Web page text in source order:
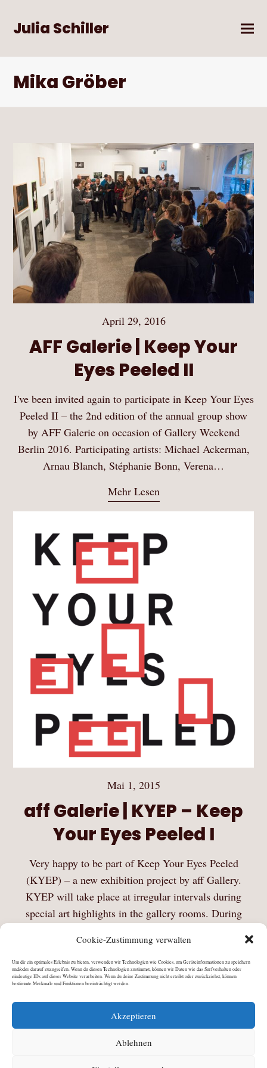
Cookie-Zustimmung verwalten
Um dir ein optimales Erlebnis zu bieten, verwenden wir Technologien wie Cookies, um Geräteinformationen zu speichern
und/oder darauf zuzugreifen. Wenn du diesen Technologien zustimmst, können wir Daten wie das Surfverhalten oder
eindeutige IDs auf dieser Website verarbeiten. Wenn du deine Zustimmung nicht erteilst oder zurückziehst, können
bestimmte Merkmale und Funktionen beeinträchtigt werden.
Akzeptieren
Ablehnen
Julia Schiller
Mika Gröber
April 29, 2016
AFF Galerie | Keep Your
Eyes Peeled II
I've been invited again to participate in Keep Your Eyes
Peeled II – the 2nd edition of the annual group show
by AFF Galerie on occasion of Gallery Weekend
Berlin 2016. Participating artists: Michael Ackerman,
Arnau Blanch, Stéphanie Bonn, Verena…
Mehr Lesen
Mai 1, 2015
aff Galerie | KYEP – Keep
Your Eyes Peeled I
Very happy to be part of Keep Your Eyes Peeled
(KYEP) – a new exhibition project by aff Gallery.
KYEP will take place at irregular intervals during
special art highlights in the gallery rooms. During